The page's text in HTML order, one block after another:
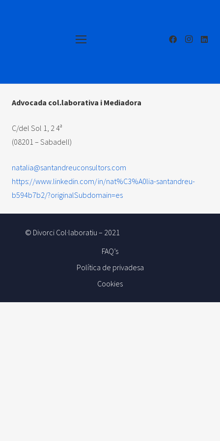
Advocada col.laborativa i Mediadora
C/del Sol 1, 2 4ª
(08201 – Sabadell)
natalia@santandreuconsultors.com
https://www.linkedin.com/in/nat%C3%A0lia-santandreu-
b594b7b2/?originalSubdomain=es
© Divorci Col·laboratiu – 2021
FAQ’s
Política de privadesa
Cookies